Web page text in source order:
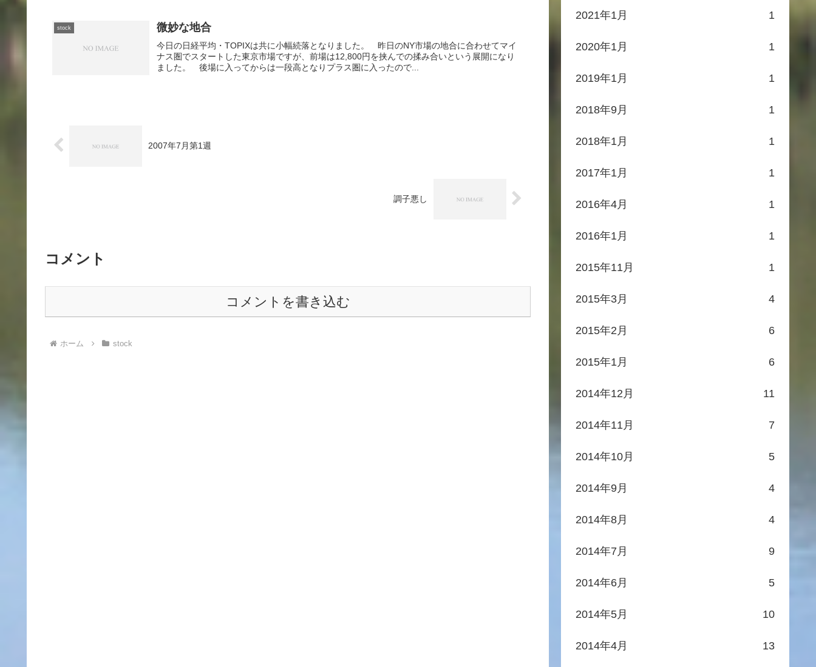
stock 微妙な地合
今日の日経平均・TOPIXは共に小幅続落となりました。 昨日のNY市場の地合に合わせてマイ
ナス圏でスタートした東京市場ですが、前場は12,800円を挟んでの揉み合いという展開になり
ました。 後場に入ってからは一段高となりプラス圏に入ったので...
2007年7月第1週
調子悪し
コメント
コメントを書き込む
ホーム stock
2021年1月 1
2020年1月 1
2019年1月 1
2018年9月 1
2018年1月 1
2017年1月 1
2016年4月 1
2016年1月 1
2015年11月 1
2015年3月 4
2015年2月 6
2015年1月 6
2014年12月 11
2014年11月 7
2014年10月 5
2014年9月 4
2014年8月 4
2014年7月 9
2014年6月 5
2014年5月 10
2014年4月 13